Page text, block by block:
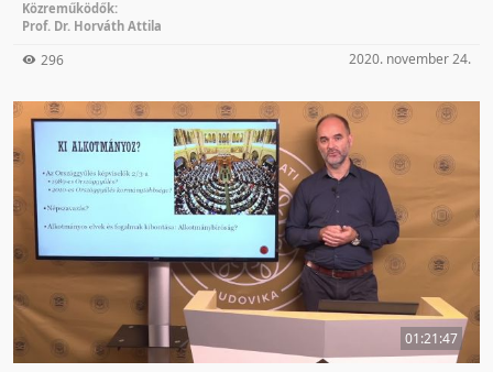
Közreműködők:
Prof. Dr. Horváth Attila
296 2020. november 24.
01:21:47